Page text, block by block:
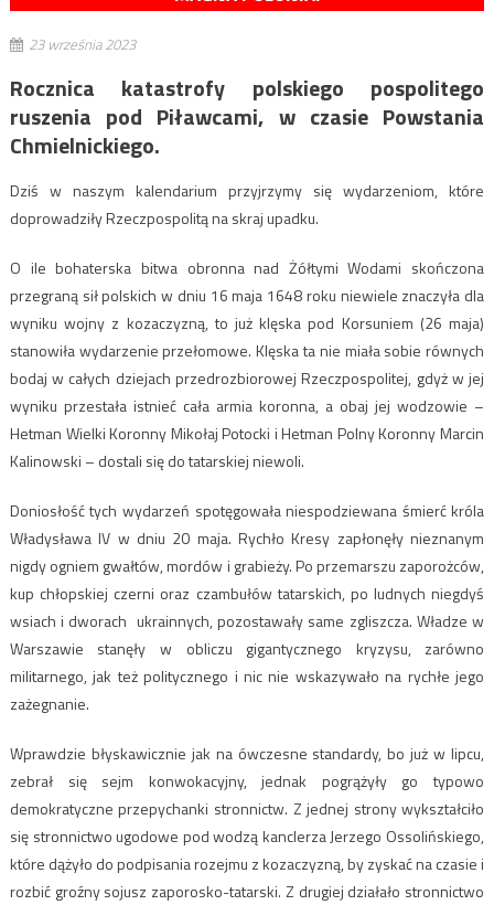
23 września 2023
Rocznica katastrofy polskiego pospolitego
ruszenia pod Piławcami, w czasie Powstania
Chmielnickiego.
Dziś w naszym kalendarium przyjrzymy się wydarzeniom, które
doprowadziły Rzeczpospolitą na skraj upadku.
O ile bohaterska bitwa obronna nad Żółtymi Wodami skończona
przegraną sił polskich w dniu 16 maja 1648 roku niewiele znaczyła dla
wyniku wojny z kozaczyzną, to już klęska pod Korsuniem (26 maja)
stanowiła wydarzenie przełomowe. Klęska ta nie miała sobie równych
bodaj w całych dziejach przedrozbiorowej Rzeczpospolitej, gdyż w jej
wyniku przestała istnieć cała armia koronna, a obaj jej wodzowie –
Hetman Wielki Koronny Mikołaj Potocki i Hetman Polny Koronny Marcin
Kalinowski – dostali się do tatarskiej niewoli.
Doniosłość tych wydarzeń spotęgowała niespodziewana śmierć króla
Władysława IV w dniu 20 maja. Rychło Kresy zapłonęły nieznanym
nigdy ogniem gwałtów, mordów i grabieży. Po przemarszu zaporożców,
kup chłopskiej czerni oraz czambułów tatarskich, po ludnych niegdyś
wsiach i dworach ukrainnych, pozostawały same zgliszcza. Władze w
Warszawie stanęły w obliczu gigantycznego kryzysu, zarówno
militarnego, jak też politycznego i nic nie wskazywało na rychłe jego
zażegnanie.
Wprawdzie błyskawicznie jak na ówczesne standardy, bo już w lipcu,
zebrał się sejm konwokacyjny, jednak pogrążyły go typowo
demokratyczne przepychanki stronnictw. Z jednej strony wykształciło
się stronnictwo ugodowe pod wodzą kanclerza Jerzego Ossolińskiego,
które dążyło do podpisania rozejmu z kozaczyzną, by zyskać na czasie i
rozbić groźny sojusz zaporosko-tatarski. Z drugiej działało stronnictwo